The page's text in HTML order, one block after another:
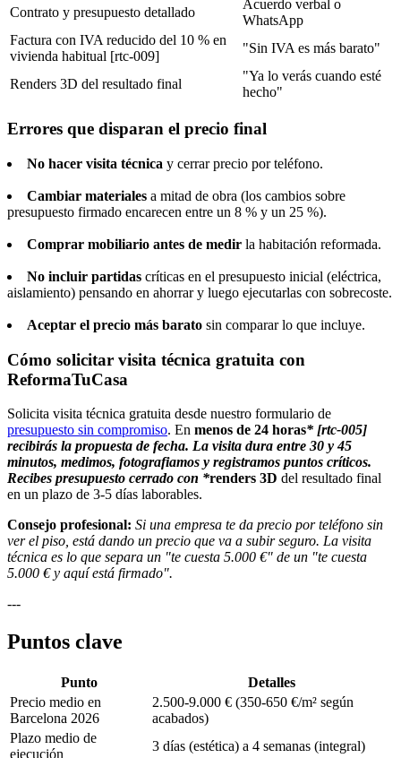
Contrato y presupuesto detallado
Acuerdo verbal o
WhatsApp
Factura con IVA reducido del 10 % en
vivienda habitual [rtc-009]
"Sin IVA es más barato"
Renders 3D del resultado final
"Ya lo verás cuando esté
hecho"
Errores que disparan el precio final
No hacer visita técnica y cerrar precio por teléfono.
Cambiar materiales a mitad de obra (los cambios sobre
presupuesto firmado encarecen entre un 8 % y un 25 %).
Comprar mobiliario antes de medir la habitación reformada.
No incluir partidas críticas en el presupuesto inicial (eléctrica,
aislamiento) pensando en ahorrar y luego ejecutarlas con sobrecoste.
Aceptar el precio más barato sin comparar lo que incluye.
Cómo solicitar visita técnica gratuita con
ReformaTuCasa
Solicita visita técnica gratuita desde nuestro formulario de
presupuesto sin compromiso. En menos de 24 horas* [rtc-005]
recibirás la propuesta de fecha. La visita dura entre 30 y 45
minutos, medimos, fotografiamos y registramos puntos críticos.
Recibes presupuesto cerrado con *renders 3D del resultado final
en un plazo de 3-5 días laborables.
Consejo profesional: Si una empresa te da precio por teléfono sin
ver el piso, está dando un precio que va a subir seguro. La visita
técnica es lo que separa un "te cuesta 5.000 €" de un "te cuesta
5.000 € y aquí está firmado".
---
Puntos clave
Punto
Detalles
Precio medio en
Barcelona 2026
2.500-9.000 € (350-650 €/m² según
acabados)
Plazo medio de
ejecución
3 días (estética) a 4 semanas (integral)